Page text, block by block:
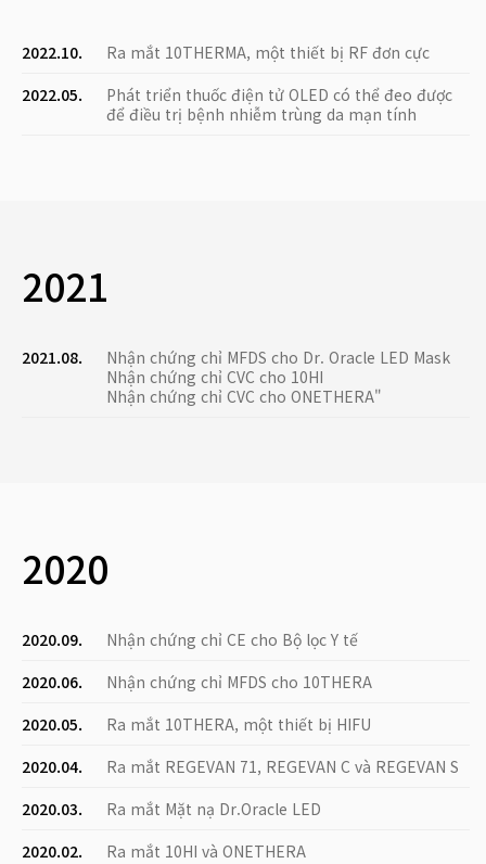
2022.10.
Ra mắt 10THERMA, một thiết bị RF đơn cực
2022.05.
Phát triển thuốc điện tử OLED có thể đeo được
để điều trị bệnh nhiễm trùng da mạn tính
2021
2021.08.
Nhận chứng chỉ MFDS cho Dr. Oracle LED Mask
Nhận chứng chỉ CVC cho 10HI
Nhận chứng chỉ CVC cho ONETHERA"
2020
2020.09.
Nhận chứng chỉ CE cho Bộ lọc Y tế
2020.06.
Nhận chứng chỉ MFDS cho 10THERA
2020.05.
Ra mắt 10THERA, một thiết bị HIFU
2020.04.
Ra mắt REGEVAN 71, REGEVAN C và REGEVAN S
2020.03.
Ra mắt Mặt nạ Dr.Oracle LED
2020.02.
Ra mắt 10HI và ONETHERA